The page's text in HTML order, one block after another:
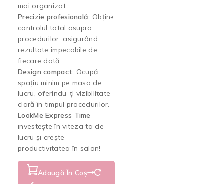
mai organizat.
Precizie profesională: Obține
controlul total asupra
procedurilor, asigurând
rezultate impecabile de
fiecare dată.
Design compact: Ocupă
spațiu minim pe masa de
lucru, oferindu-ți vizibilitate
clară în timpul procedurilor.
LookMe Express Time –
investește în viteza ta de
lucru și crește
productivitatea în salon!
Adaugă În Coș